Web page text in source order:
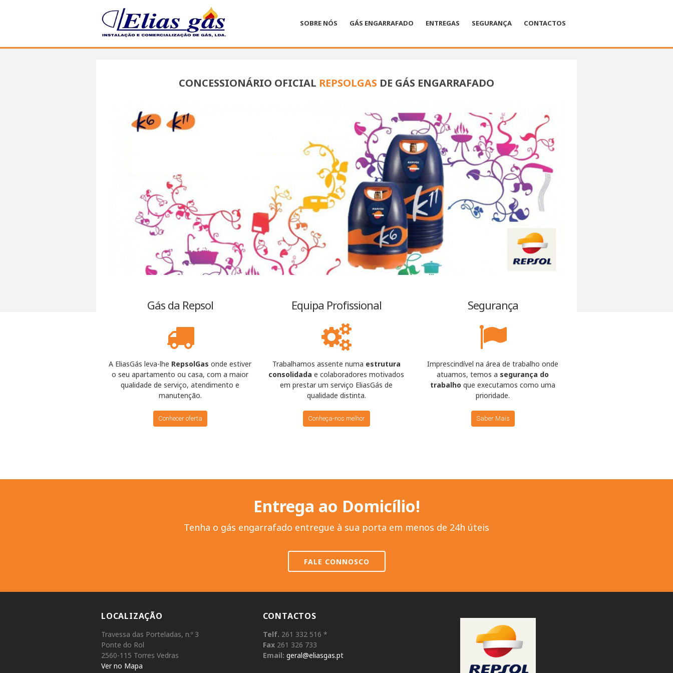
SOBRE NÓS GÁS ENGARRAFADO ENTREGAS SEGURANÇA CONTACTOS
CONCESSIONÁRIO OFICIAL REPSOLGAS DE GÁS ENGARRAFADO
Gás da Repsol
A EliasGás leva-lhe RepsolGas onde estiver
o seu apartamento ou casa, com a maior
qualidade de serviço, atendimento e
manutenção.
Conhecer oferta
Equipa Profissional
Trabalhamos assente numa estrutura
consolidada e colaboradores motivados
em prestar um serviço EliasGás de
qualidade distinta.
Conheça-nos melhor
Segurança
Imprescindível na área de trabalho onde
atuamos, temos a segurança do
trabalho que executamos como uma
prioridade.
Saber Mais
Entrega ao Domicílio!
Tenha o gás engarrafado entregue à sua porta em menos de 24h úteis
FALE CONNOSCO
LOCALIZAÇÃO
Travessa das Porteladas, n.º 3
Ponte do Rol
2560-115 Torres Vedras
Ver no Mapa
CONTACTOS
Telf. 261 332 516 *
Fax261 326 733
Email: geral@eliasgas.pt